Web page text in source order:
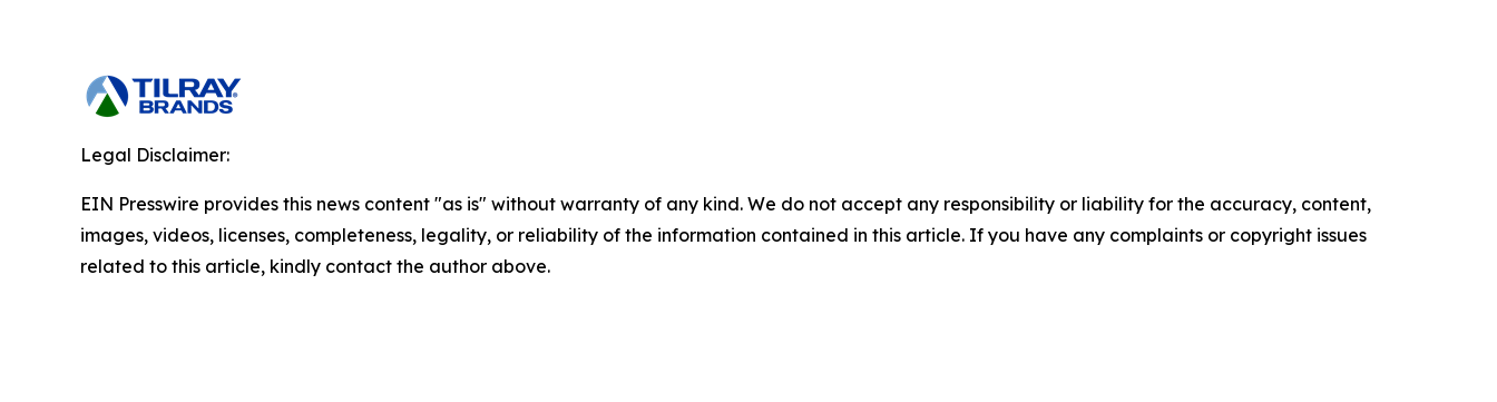
Legal Disclaimer:
EIN Presswire provides this news content "as is" without warranty of any kind. We do not accept any responsibility or liability for the accuracy, content,
images, videos, licenses, completeness, legality, or reliability of the information contained in this article. If you have any complaints or copyright issues
related to this article, kindly contact the author above.